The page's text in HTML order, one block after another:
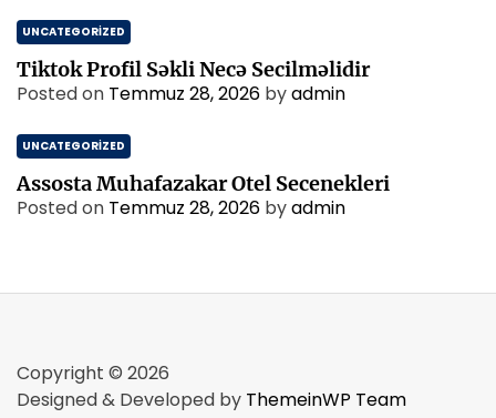
UNCATEGORIZED
Tiktok Profil Səkli Necə Secilməlidir
Posted on Temmuz 28, 2026 byadmin
UNCATEGORIZED
Assosta Muhafazakar Otel Secenekleri
Posted on Temmuz 28, 2026 byadmin
Copyright © 2026
Designed & Developed by ThemeinWP Team